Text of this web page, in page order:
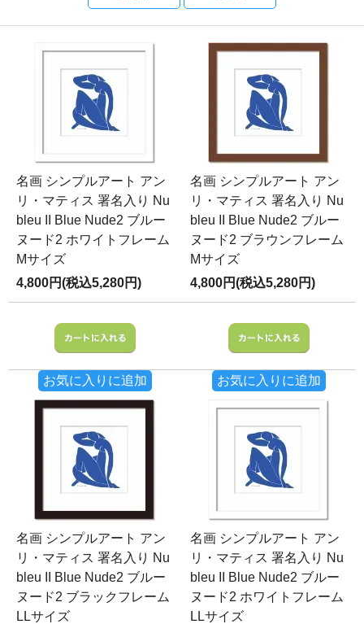
名画 シンプルアート アン
リ・マティス 署名入り Nu
bleu II Blue Nude2 ブルー
ヌード2 ホワイトフレーム
Mサイズ
4,800円(税込5,280円)
お気に入りに追加
名画 シンプルアート アン
リ・マティス 署名入り Nu
bleu II Blue Nude2 ブルー
ヌード2 ブラウンフレーム
Mサイズ
4,800円(税込5,280円)
お気に入りに追加
名画 シンプルアート アン
リ・マティス 署名入り Nu
bleu II Blue Nude2 ブルー
ヌード2 ブラックフレーム
LLサイズ
名画 シンプルアート アン
リ・マティス 署名入り Nu
bleu II Blue Nude2 ブルー
ヌード2 ホワイトフレーム
LLサイズ